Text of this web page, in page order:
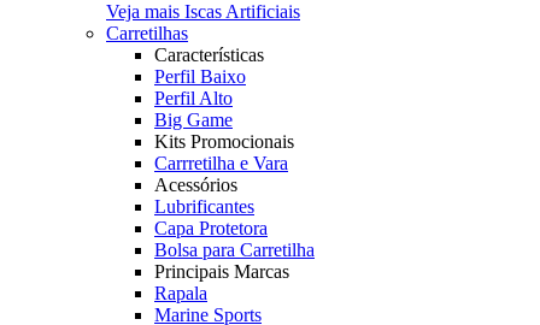
Veja mais Iscas Artificiais
Carretilhas
Características
Perfil Baixo
Perfil Alto
Big Game
Kits Promocionais
Carrretilha e Vara
Acessórios
Lubrificantes
Capa Protetora
Bolsa para Carretilha
Principais Marcas
Rapala
Marine Sports